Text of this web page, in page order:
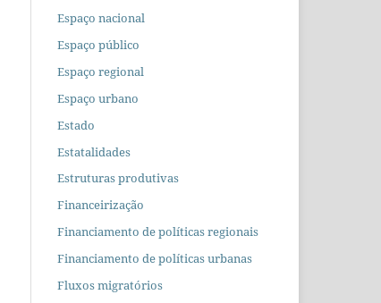
Espaço nacional
Espaço público
Espaço regional
Espaço urbano
Estado
Estatalidades
Estruturas produtivas
Financeirização
Financiamento de políticas regionais
Financiamento de políticas urbanas
Fluxos migratórios